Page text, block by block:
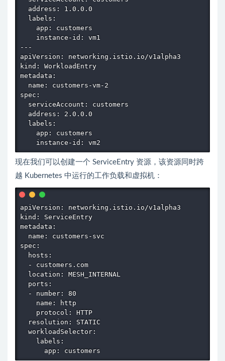
  address: 1.0.0.0
  labels:
    app: customers
    instance-id: vm1
---
apiVersion: networking.istio.io/v1alpha3
kind: WorkloadEntry
metadata:
  name: customers-vm-2
spec:
  serviceAccount: customers
  address: 2.0.0.0
  labels:
    app: customers
现在我们可以创建一个 ServiceEntry 资源，该资源同时跨
越 Kubernetes 中运行的工作负载和虚拟机：
apiVersion: networking.istio.io/v1alpha3
kind: ServiceEntry
metadata:
  name: customers-svc
spec:
  hosts:
  - customers.com
  location: MESH_INTERNAL
  ports:
  - number: 80
    name: http
    protocol: HTTP
  resolution: STATIC
  workloadSelector:
    labels: